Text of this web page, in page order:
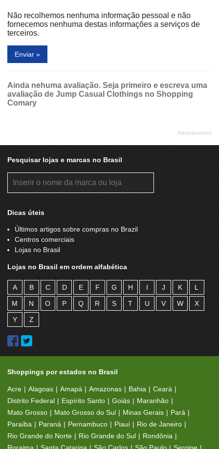
Não recolhemos nenhuma informação pessoal e não
fornecemos nenhuma destas informações a serviços de
terceiros.
Enviar »
Ainda nehuma avaliação. Seja primeiro e escreva uma
avaliação de Jump Casual Clothings no Shopping
Comary
Pesquisar lojas e marcas no Brasil
Dicas úteis
Últimos artigos sobre compras no Brazil
Centros comerciais
Lojas no Brasil
Lojas no Brasil em ordem alfabética
A B C D E F G H I J K L
M N O P Q R S T U V W X
Y Z
Shoppings por estados no Brasil
Acre Alagoas Amapá Amazonas Bahia
Ceará
Distrito Federal
Espírito Santo Goiás
Maranhão
Mato Grosso
Mato Grosso do Sul Minas Gerais
Pará
Paraíba
Paraná Pernambuco Piauí
Rio de Janeiro
Rio Grande do Norte
Rio Grande do Sul
Rondônia